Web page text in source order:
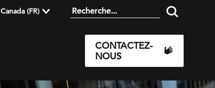
Canada (FR)
CONTACTEZ-
NOUS